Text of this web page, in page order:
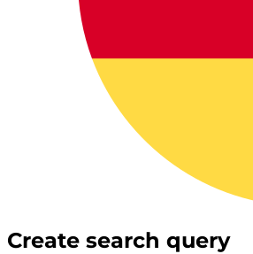
Create search query